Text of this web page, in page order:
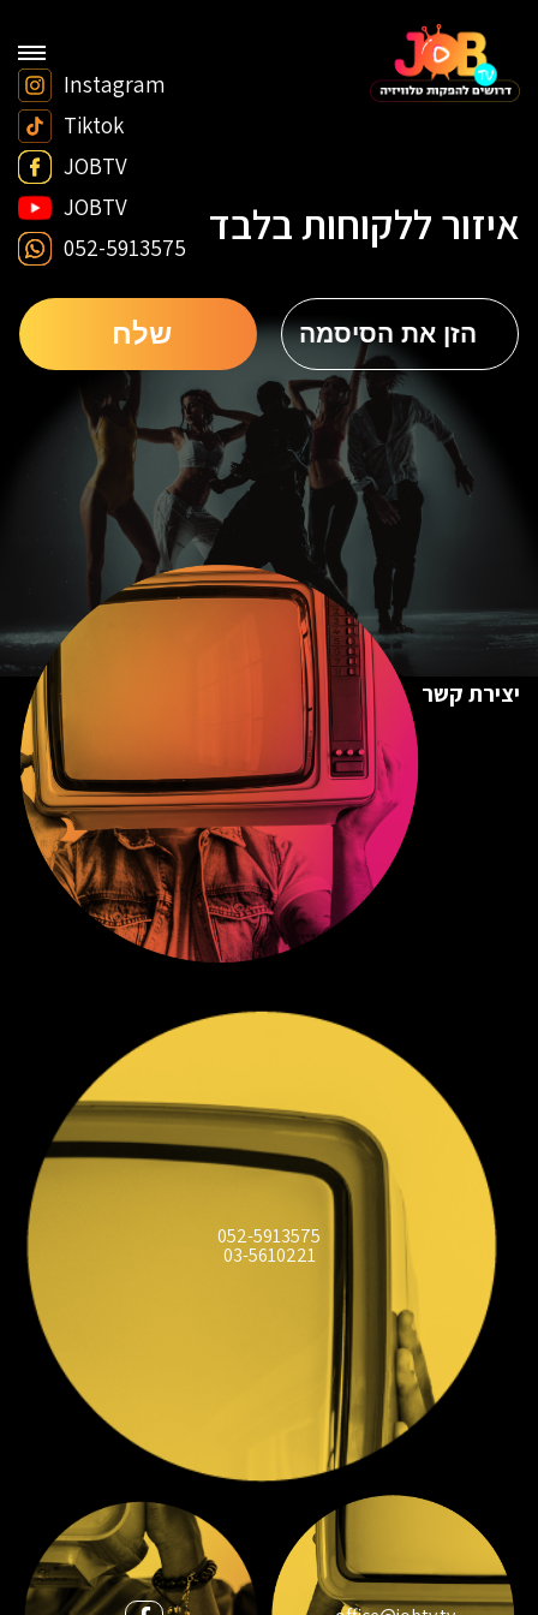
Instagram
Tiktok
JOBTV
JOBTV
052-5913575
איזור ללקוחות בלבד
יצירת קשר
052-5913575
03-5610221